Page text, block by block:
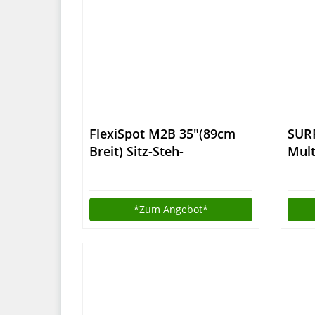
FlexiSpot M2B 35″(89cm
Breit) Sitz-Steh-
Computertisch schwarz
Neu
*ZumAngebot*